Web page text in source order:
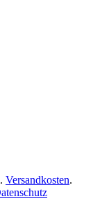
Versandkosten.